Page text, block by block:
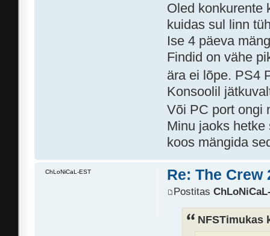
Oled konkurente
kuidas sul linn
Ise 4 päeva
Findid on vähe
ära ei lõpe. PS4
Konsoolil
Või PC port ongi
Minu jaoks
koos mängida
Re: The Crew
Postitas
NFSTimukas
ChLoNiCaL-EST